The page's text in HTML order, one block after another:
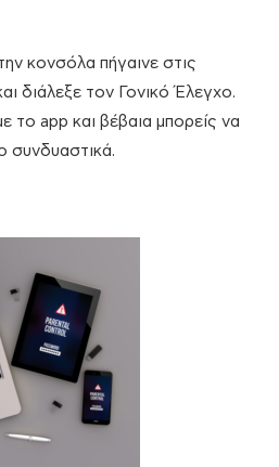
κονσόλα πήγαινε στις
διάλεξε τον Γονικό Έλεγχο.
το app και βέβαια μπορείς να
συνδυαστικά.